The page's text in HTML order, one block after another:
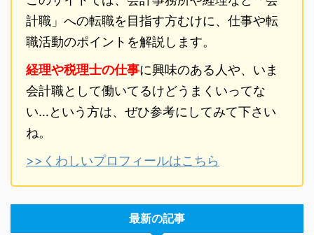
計職」への転職を目指す方むけに、仕事や転
職活動のポイントを解説します。
経理や税理士の仕事に興味のある人や、いま
会計職として働いてるけどうまくいってな
い…という方は、ぜひ参考にしてみて下さい
ね。
>>くわしいプロフィールはこちら
最新の記事